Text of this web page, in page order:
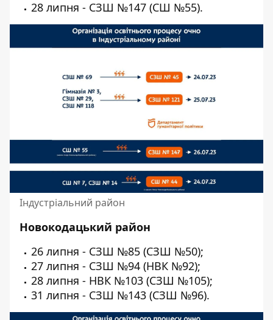
28 липня - СЗШ №147 (СШ №55).
Індустріальний район
Новокодацький район
26 липня - СЗШ №85 (СЗШ №50);
27 липня - СЗШ №94 (НВК №92);
28 липня - НВК №103 (СЗШ №105);
31 липня - СЗШ №143 (СЗШ №96).